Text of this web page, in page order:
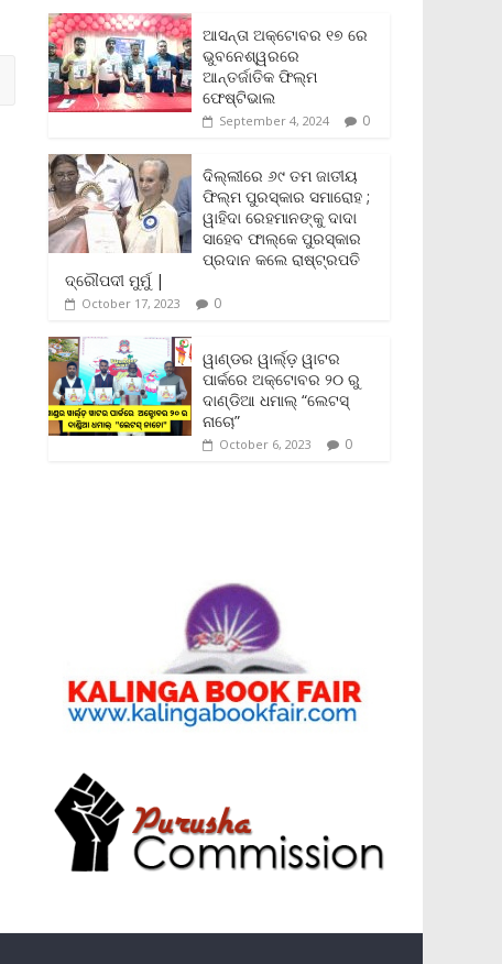
e
b
o
o
k
t
t
e
r
i
l
t
s
A
p
p
L
i
n
k
t
F
r
i
e
n
l
y
e
ଆସନ୍ତା ଅକ୍ଟୋବର ୧୭ ରେ
ଭୁବନେଶ୍ୱରରେ
ଆନ୍ତର୍ଜାତିକ ଫିଲ୍ମ
ଫେଷ୍ଟିଭାଲ
September 4, 2024 0
ଦିଲ୍ଲୀରେ ୬୯ ତମ ଜାତୀୟ
ଫିଲ୍ମ ପୁରସ୍କାର ସମାରୋହ ;
ୱାହିଦା ରେହମାନଙ୍କୁ ଦାଦା
ସାହେବ ଫାଲ୍‌କେ ପୁରସ୍କାର
ପ୍ରଦାନ କଲେ ରାଷ୍ଟ୍ରପତି
ଦ୍ରୌପଦୀ ମୁର୍ମୁ |
October 17, 2023 0
ୱାଣ୍ଡର ୱାର୍ଲ୍‌ଡ଼ ୱାଟର
ପାର୍କରେ ଅକ୍ଟୋବର ୨୦ ରୁ
ଦାଣ୍ଡିଆ ଧମାଲ୍ “ଲେଟସ୍
ନାଚୋ”
October 6, 2023 0